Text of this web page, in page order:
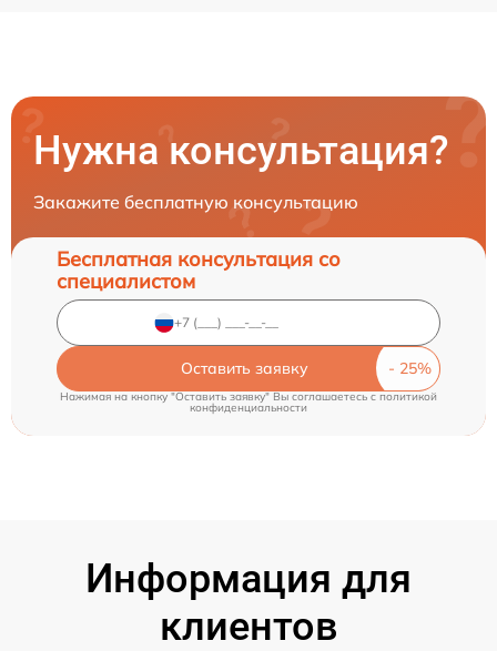
Нужна консультация?
Закажите бесплатную консультацию
Бесплатная консультация со
специалистом
Оставить заявку
Нажимая на кнопку "Оставить заявку" Вы соглашаетесь cполитикой
конфиденциальности
Информация для
клиентов